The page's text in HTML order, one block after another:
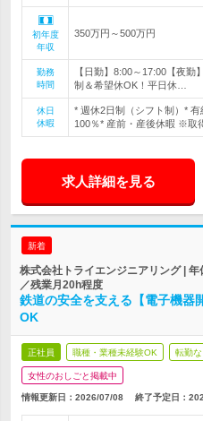
初年度
年収
350万円～500万円
勤務
時間
【日勤】8:00～17:00【夜勤
制＆希望休OK！平日休…
休日
休暇
* 週休2日制（シフト制）*
100％* 産前・産後休暇 ※取
求人詳細を見る
新着
株式会社トライエンジニアリング |
／残業月20h程度
鉄道の安全を支える【電子機器
OK
正社員 職種・業種未経験OK 転勤な
女性のおしごと掲載中
情報更新日：2026/07/08 終了予定日：